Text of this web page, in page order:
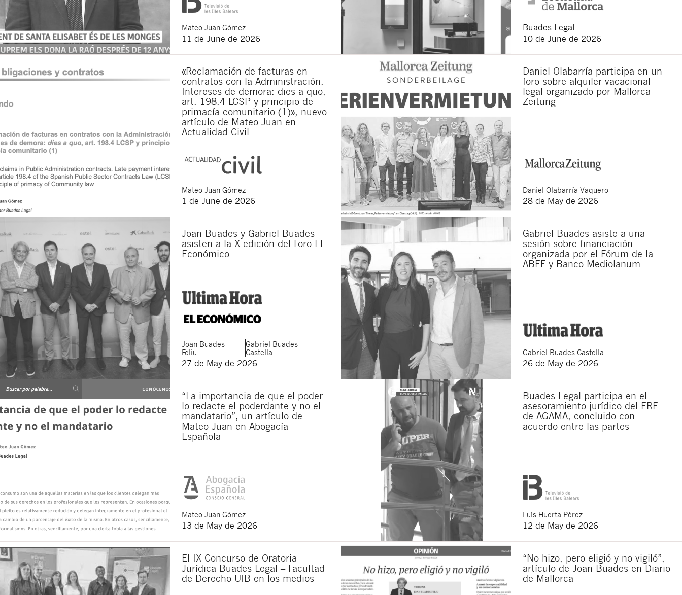
Mateo Juan Gómez
11 de June de 2026
Buades Legal
10 de June de 2026
«Reclamación de facturas en
contratos con la Administración.
Intereses de demora: dies a quo,
art. 198.4 LCSP y principio de
primacía comunitario (1)», nuevo
artículo de Mateo Juan en
Actualidad Civil
Mateo Juan Gómez
1 de June de 2026
Daniel Olabarría participa en un
foro sobre alquiler vacacional
legal organizado por Mallorca
Zeitung
Daniel Olabarría Vaquero
28 de May de 2026
Joan Buades y Gabriel Buades
asisten a la X edición del Foro El
Económico
Joan Buades
Feliu
Gabriel Buades
Castella
27 de May de 2026
Gabriel Buades asiste a una
sesión sobre financiación
organizada por el Fórum de la
ABEF y Banco Mediolanum
Gabriel Buades Castella
26 de May de 2026
“La importancia de que el poder
lo redacte el poderdante y no el
mandatario”, un artículo de
Mateo Juan en Abogacía
Española
Mateo Juan Gómez
13 de May de 2026
Buades Legal participa en el
asesoramiento jurídico del ERE
de AGAMA, concluido con
acuerdo entre las partes
Luís Huerta Pérez
12 de May de 2026
El IX Concurso de Oratoria
Jurídica Buades Legal – Facultad
de Derecho UIB en los medios
“No hizo, pero eligió y no vigiló”,
artículo de Joan Buades en Diario
de Mallorca